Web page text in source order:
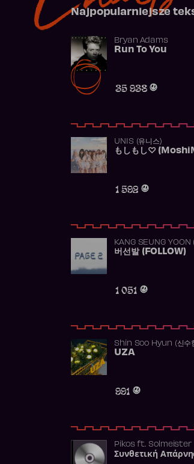
Najpopularniejsze
Bryan Adams
Run To You
35 938
UNIS (유니스)
もしもし♡
1 592
KANG SEUNG YOON
버선발 (FOLLOW)
1 051
Shin Soo Hyun (신수
UZA
991
Pikosft. Solmeister
Συνθετική